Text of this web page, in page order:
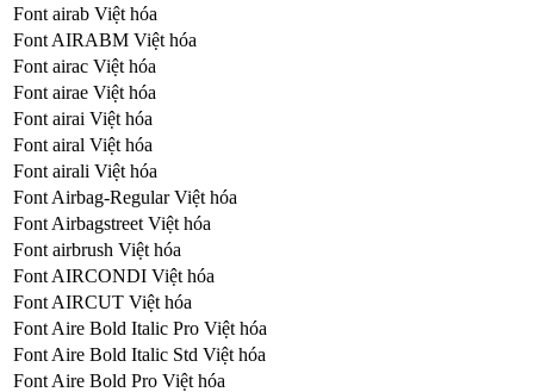
Font airab Việt hóa
Font AIRABM Việt hóa
Font airac Việt hóa
Font airae Việt hóa
Font airai Việt hóa
Font airal Việt hóa
Font airali Việt hóa
Font Airbag-Regular Việt hóa
Font Airbagstreet Việt hóa
Font airbrush Việt hóa
Font AIRCONDI Việt hóa
Font AIRCUT Việt hóa
Font Aire Bold Italic Pro Việt hóa
Font Aire Bold Italic Std Việt hóa
Font Aire Bold Pro Việt hóa